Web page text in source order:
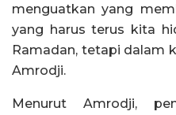
menguatkan yang
yang harus terus kita
Ramadan, tetapi dalam
Amrodji.
Menurut Amrodji,